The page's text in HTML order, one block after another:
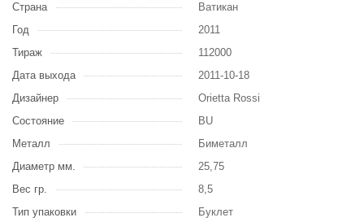
Страна
Ватикан
Год
2011
Тираж
112000
Дата выхода
2011-10-18
Дизайнер
Orietta Rossi
Состояние
BU
Металл
Биметалл
Диаметр мм.
25,75
Вес гр.
8,5
Тип упаковки
Буклет